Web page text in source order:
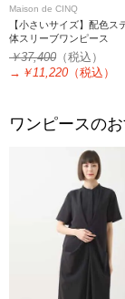
Maison de CINQ
【小さいサイズ】配色ス
体スリーブワンピース
￥37,400 （税込）
→ ￥11,220 （税込）
ワンピースの